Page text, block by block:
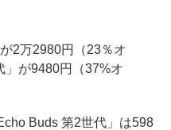
2万2980円（23％オ
」が9480円（37%オ
Buds 第2世代」は598